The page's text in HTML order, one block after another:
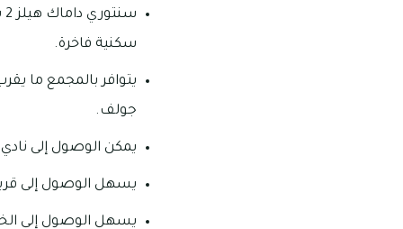
سكنية فاخرة.
جولف.
يمكن الوصول إلى نادي ترمب
يسهل الوصول إلى قرية المرموم